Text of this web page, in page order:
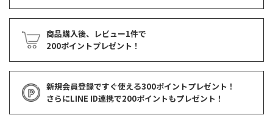
商品購入後、レビュー1件で
200ポイントプレゼント！
新規会員登録ですぐ使える300ポイントプレゼント！
さらにLINE ID連携で200ポイントもプレゼント！